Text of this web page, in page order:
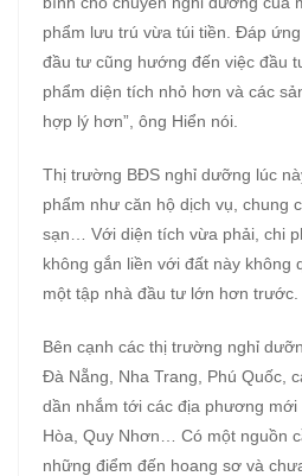
phẩm lưu trú vừa túi tiền. Đáp
đầu tư cũng hướng đến việc đầu
phẩm diện tích nhỏ hơn và các
hợp lý hơn”, ông Hiển nói.
Thị trường BĐS nghỉ dưỡng lúc
phẩm như căn hộ dịch vụ, chung
sạn… Với diện tích vừa phải, chi
không gắn liền với đất này không
một tập nhà đầu tư lớn hơn trước.
Bên cạnh các thị trường nghỉ
Đà Nẵng, Nha Trang, Phú Quốc,
dần nhắm tới các địa phương
Hòa, Quy Nhơn… Có một nguồn
những điểm đến hoang sơ và